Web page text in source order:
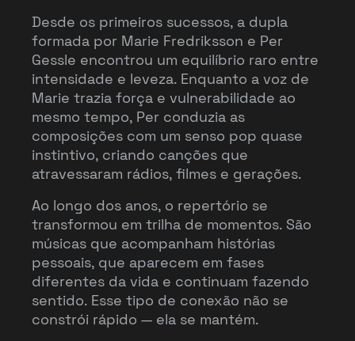
Desde os primeiros sucessos, a dupla
formada por Marie Fredriksson e Per
Gessle encontrou um equilíbrio raro entre
intensidade e leveza. Enquanto a voz de
Marie trazia força e vulnerabilidade ao
mesmo tempo, Per conduzia as
composições com um senso pop quase
instintivo, criando canções que
atravessaram rádios, filmes e gerações.
Ao longo dos anos, o repertório se
transformou em trilha de momentos. São
músicas que acompanham histórias
pessoais, que aparecem em fases
diferentes da vida e continuam fazendo
sentido. Esse tipo de conexão não se
constrói rápido — ela se mantém.